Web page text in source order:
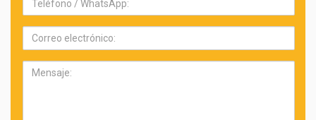
Correo
electrónico:
Mensaje: